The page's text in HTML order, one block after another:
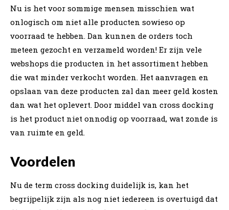
Nu is het voor sommige mensen misschien wat
onlogisch om niet alle producten sowieso op
voorraad te hebben. Dan kunnen de orders toch
meteen gezocht en verzameld worden! Er zijn vele
webshops die producten in het assortiment hebben
die wat minder verkocht worden. Het aanvragen en
opslaan van deze producten zal dan meer geld kosten
dan wat het oplevert. Door middel van cross docking
is het product niet onnodig op voorraad, wat zonde is
van ruimte en geld.
Voordelen
Nu de term cross docking duidelijk is, kan het
begrijpelijk zijn als nog niet iedereen is overtuigd dat